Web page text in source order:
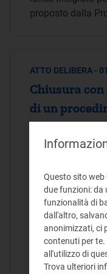
proposto dalla
ATTO DELIBERA -
Chiusura
di un
confronti di
Adozione di
La presente
chiusura, con
procedimento
Questo sito
due funzioni: da
funzionalità di
dall'altro,
anonimizzati, ci
contenuti per
all'utilizzo di
Trova ulteriori